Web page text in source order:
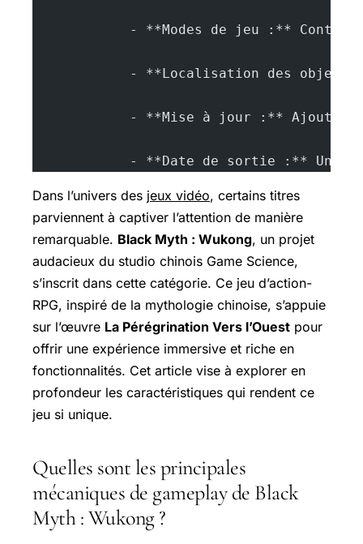
- **Modes de jeu :**
- **Localisation des objets
- **Mise à jour :** Ajout
- **Date de sortie :** Un
Dans l’univers des jeux vidéo, certains titres
parviennent à captiver l’attention de manière
remarquable. Black Myth : Wukong, un projet
audacieux du studio chinois Game Science,
s’inscrit dans cette catégorie. Ce jeu d’action-
RPG, inspiré de la mythologie chinoise, s’appuie
sur l’œuvre La Pérégrination Vers l’Ouest pour
offrir une expérience immersive et riche en
fonctionnalités. Cet article vise à explorer en
profondeur les caractéristiques qui rendent ce
jeu si unique.
Quelles sont les principales
mécaniques de gameplay de Black
Myth : Wukong ?